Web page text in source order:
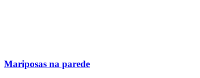
Mariposas na parede